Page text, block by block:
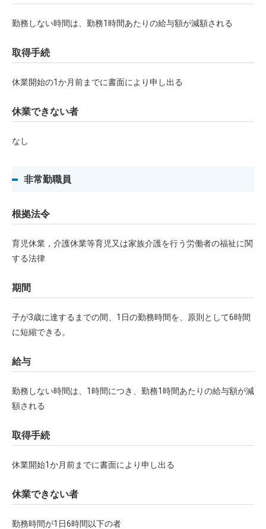
勤務しない時間は、勤務1時間あたりの給与額が減額される
取得手続
休業開始の1か月前までに書面により申し出る
休業できない者
なし
非常勤職員
根拠法令
育児休業，介護休業等育児又は家族介護を行う労働者の福祉に関
する法律
期間
子が3歳に達するまでの間、1日の勤務時間を、原則として6時間
に短縮できる。
給与
勤務しない時間は、1時間につき、勤務1時間あたりの給与額が減
額される
取得手続
休業開始1か月前までに書面により申し出る
休業できない者
勤務時間が1日6時間以下の者